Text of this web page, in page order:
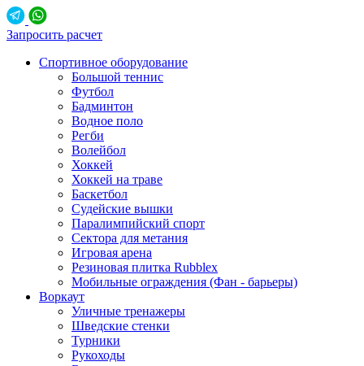
Запросить расчет
Спортивное оборудование
Большой теннис
Футбол
Бадминтон
Водное поло
Регби
Волейбол
Хоккей
Хоккей на траве
Баскетбол
Судейские вышки
Паралимпийский спорт
Сектора для метания
Игровая арена
Резиновая плитка Rubblex
Мобильные ограждения (Фан - барьеры)
Воркаут
Уличные тренажеры
Шведские стенки
Турники
Рукоходы